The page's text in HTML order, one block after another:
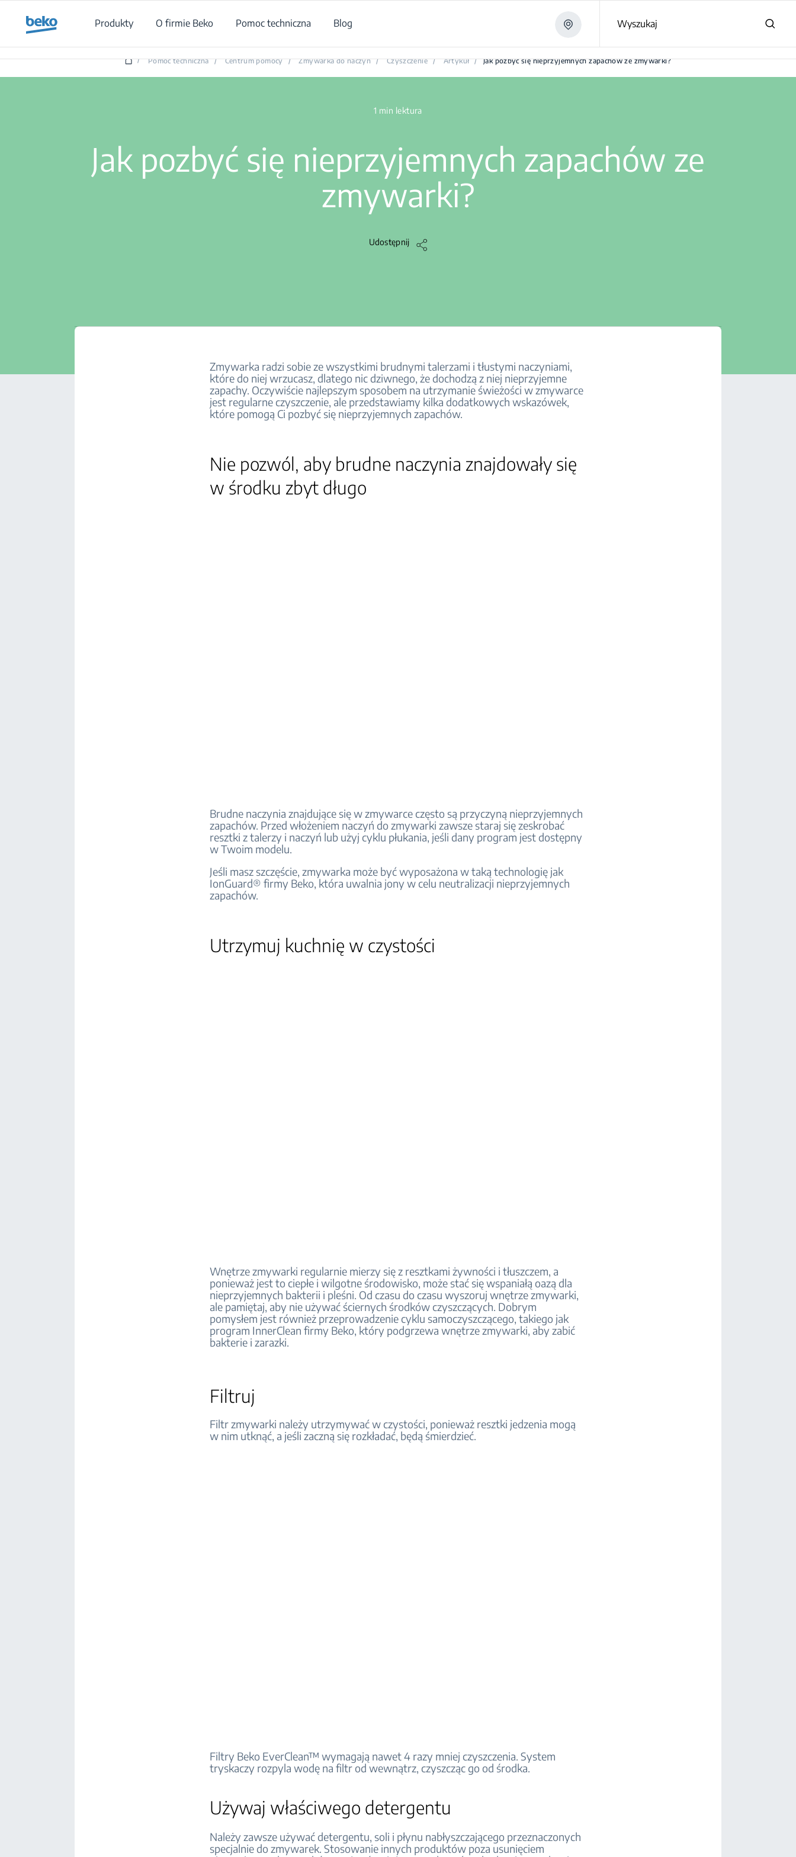
Produkty
O firmie Beko Pomoc techniczna Blog Wyszukaj
/ Pomoc techniczna / Centrum pomocy / Zmywarka do naczyń / Czyszczenie / Artykuł / Jak pozbyć się nieprzyjemnych zapachów ze zmywarki?
1 min lektura
Jak pozbyć się nieprzyjemnych zapachów ze
zmywarki?
Udostępnij
Jak pozbyć się nieprzyjemnych zapachów ze zmywarki?
Zmywarka radzi sobie ze wszystkimi brudnymi talerzami i tłustymi naczyniami,
które do niej wrzucasz, dlatego nic dziwnego, że dochodzą z niej nieprzyjemne
zapachy. Oczywiście najlepszym sposobem na utrzymanie świeżości w zmywarce
jest regularne czyszczenie, ale przedstawiamy kilka dodatkowych wskazówek,
które pomogą Ci pozbyć się nieprzyjemnych zapachów.
Nie pozwól, aby brudne naczynia znajdowały się
w środku zbyt długo
Brudne naczynia znajdujące się w zmywarce często są przyczyną nieprzyjemnych
zapachów. Przed włożeniem naczyń do zmywarki zawsze staraj się zeskrobać
resztki z talerzy i naczyń lub użyj cyklu płukania, jeśli dany program jest dostępny
w Twoim modelu.
Jeśli masz szczęście, zmywarka może być wyposażona w taką technologię jak
IonGuard® firmy Beko, która uwalnia jony w celu neutralizacji nieprzyjemnych
zapachów.
Utrzymuj kuchnię w czystości
Wnętrze zmywarki regularnie mierzy się z resztkami żywności i tłuszczem, a
ponieważ jest to ciepłe i wilgotne środowisko, może stać się wspaniałą oazą dla
nieprzyjemnych bakterii i pleśni. Od czasu do czasu wyszoruj wnętrze zmywarki,
ale pamiętaj, aby nie używać ściernych środków czyszczących. Dobrym
pomysłem jest również przeprowadzenie cyklu samoczyszczącego, takiego jak
program InnerClean firmy Beko, który podgrzewa wnętrze zmywarki, aby zabić
bakterie i zarazki.
Filtruj
Filtr zmywarki należy utrzymywać w czystości, ponieważ resztki jedzenia mogą
w nim utknąć, a jeśli zaczną się rozkładać, będą śmierdzieć.
Filtry Beko EverClean™ wymagają nawet 4 razy mniej czyszczenia. System
tryskaczy rozpyla wodę na filtr od wewnątrz, czyszcząc go od środka.
Używaj właściwego detergentu
Należy zawsze używać detergentu, soli i płynu nabłyszczającego przeznaczonych
specjalnie do zmywarek. Stosowanie innych produktów poza usunięciem